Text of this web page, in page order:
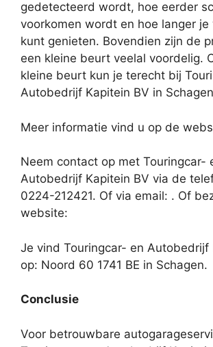
gedetecteerd wordt, hoe eerder
voorkomen wordt en hoe langer je
kunt genieten. Bovendien zijn de
een kleine beurt veelal voordelig.
kleine beurt kun je terecht bij
Autobedrijf Kapitein BV in
Meer informatie vind u op de
Neem contact op met Touringcar-
Autobedrijf Kapitein BV via de
0224-212421. Of via email: . Of
website:
Je vind Touringcar- en Autobedrijf
op: Noord 60 1741 BE in Schagen.
Conclusie
Voor betrouwbare